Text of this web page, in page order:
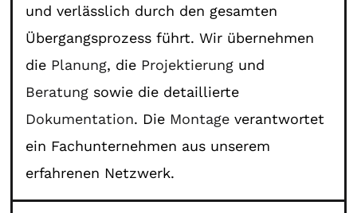
und verlässlich durch den gesamten
Übergangsprozess führt. Wir übernehmen
die Planung, die Projektierung und
Beratung sowie die detaillierte
Dokumentation. Die Montage verantwortet
ein Fachunternehmen aus unserem
erfahrenen Netzwerk.